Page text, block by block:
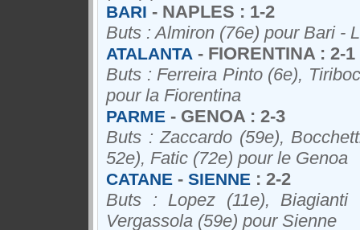
BARI - NAPLES : 1-2
Buts : Almiron (76e) pour Bari -
ATALANTA - FIORENTINA : 2-1
Buts : Ferreira Pinto (6e),
pour la Fiorentina
PARME - GENOA : 2-3
Buts : Zaccardo (59e),
52e), Fatic (72e) pour le Genoa
CATANE - SIENNE : 2-2
Buts : Lopez (11e), Biagianti
Vergassola (59e) pour Sienne